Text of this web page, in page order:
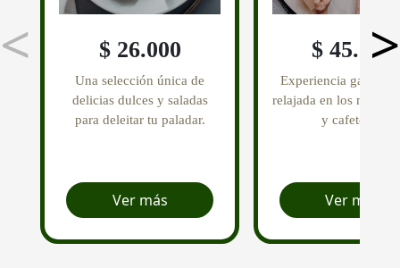
< $ 26.000
Una selección única de
delicias dulces y saladas
para deleitar tu paladar.
Ver más
$ 45.000
Experiencia
relajada en los
y cafeterías
Ver más
>